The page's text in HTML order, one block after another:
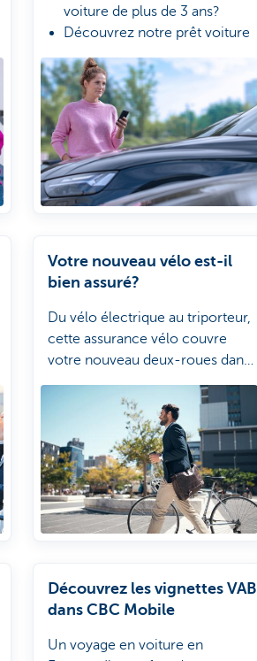
voiture de plus de 3 ans?
Découvrez notre prêt voiture
d'occasion.
Votre nouveau vélo est-il
bien assuré?
Du vélo électrique au triporteur,
cette assurance vélo couvre
votre nouveau deux-roues dans
le monde entier en cas de vol et
de dommages.
Découvrez les vignettes VAB
dans CBC Mobile
Un voyage en voiture en